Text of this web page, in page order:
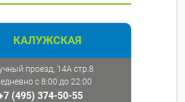
КАЛУЖСКАЯ
проезд, 14А стр.8
с 8:00 до 22:00
(495) 374-50-55